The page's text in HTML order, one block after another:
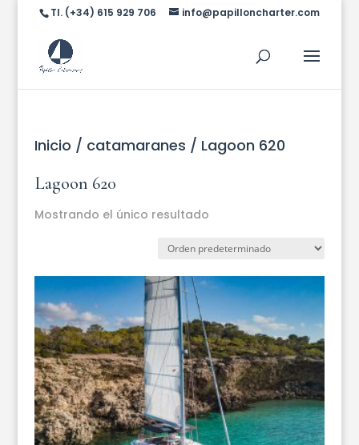
Tl. (+34) 615 929 706 info@papilloncharter.com
Inicio / catamaranes / Lagoon 620
Lagoon 620
Mostrando el único resultado